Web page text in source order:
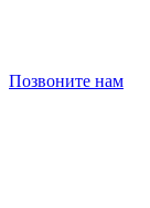
Позвоните нам